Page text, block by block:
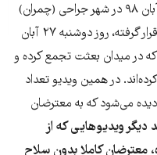
بر اساس ویدیویی جدیدی از اعتراض‌های آبان ۹۸ در شهر جراحی (چمران)
که توسط این شاهد عینی در اختیار زمانه قرار گرفته، روز دوشنبه ۲۷ آبان
در میدان بعثت تجمع کرده و
در همین ویدیو تعداد
دیده می‌شود که به معترضان
دیگر ویدیوهایی که از
معترضان کاملا بدون سلاح